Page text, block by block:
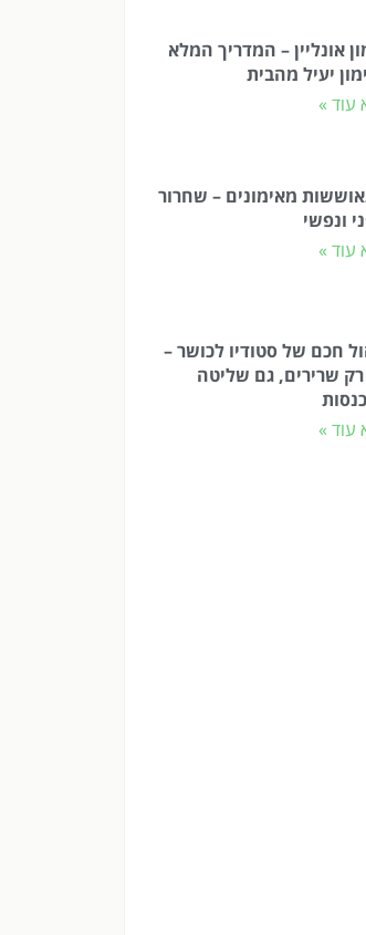
אונליין – המדריך המלא
יעיל מהבית
עוד »
מאימונים – שחרור
ונפשי
עוד »
חכם של סטודיו לכושר –
שרירים, גם שליטה
עוד »